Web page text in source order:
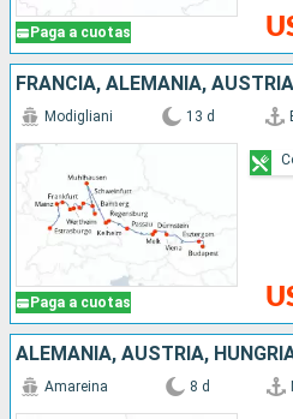
Paga a cuotas
FRANCIA, ALEMANIA,
Paga a cuotas
Modigliani 13 d
ALEMANIA, AUSTRIA,
Amareina 8 d